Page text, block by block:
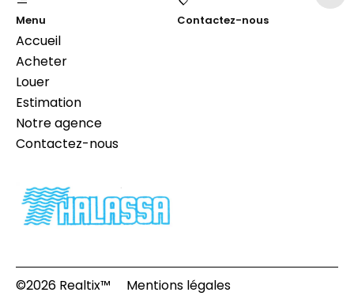
Menu
Accueil
Acheter
Louer
Estimation
Notre agence
Contactez-nous
Contactez-nous
©2026 Realtix™
Mentions légales